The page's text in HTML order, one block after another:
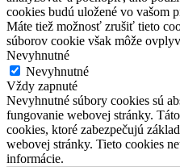
cookies budú uložené vo vašom
Máte tiež možnosť zrušiť tieto
súborov cookie však môže
Nevyhnutné
Nevyhnutné
Vždy zapnuté
Nevyhnutné súbory cookies sú
fungovanie webovej stránky.
cookies, ktoré zabezpečujú
webovej stránky. Tieto cookies
informácie.